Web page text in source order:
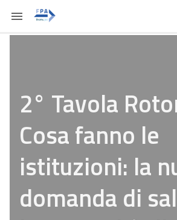
2° Tavola
Cosa fanno le
istituzioni: la
domanda di